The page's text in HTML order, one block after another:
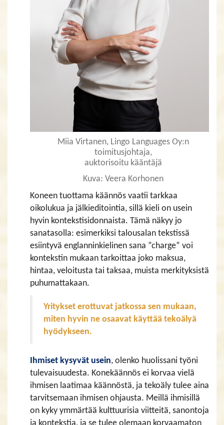
Miia Virtanen, Lingo Languages Oy:n
toimitusjohtaja,
​​​​​​​auktorisoitu kääntäjä
Kuva: Veera Korhonen
Koneen tuottama käännös vaatii tarkkaa
oikolukua ja jälkieditointia, sillä kieli on usein
hyvin kontekstisidonnaista. Tämä näkyy jo
sanatasolla: esimerkiksi talousalan tekstissä
esiintyvä englanninkielinen sana ”charge” voi
kontekstin mukaan tarkoittaa joko maksua,
hintaa, veloitusta tai taksaa, muista merkityksistä
puhumattakaan.
Yritykset erottuvat jatkossa sen mukaan,
miten hyvin ne osaavat käyttää tekoälyä
hyödykseen.
Ihmiset kysyvät usein, olenko huolissani työni
tulevaisuudesta. Konekäännös ei korvaa vielä
ihmisen laatimaa käännöstä, ja tekoäly tulee aina
tarvitsemaan ihmisen ohjausta. Meillä ihmisillä
on kyky ymmärtää kulttuurisia viitteitä, sanontoja
ja kontekstia, ja se tulee olemaan korvaamaton